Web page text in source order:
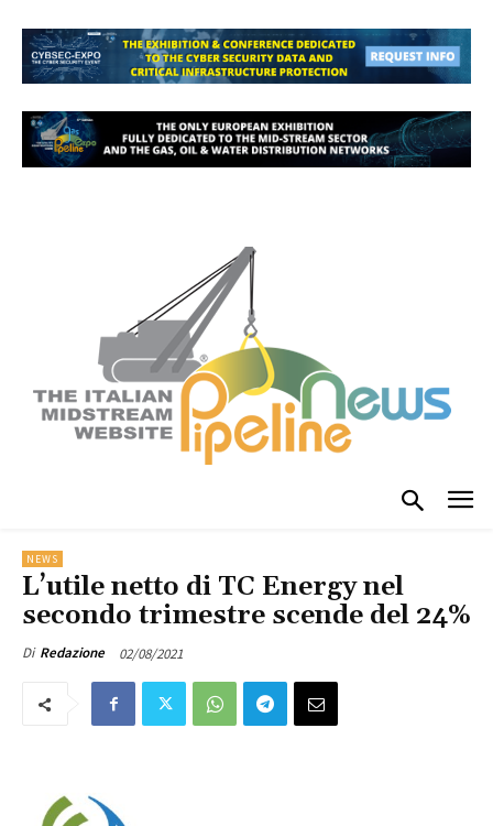
NEWS
L’utile netto di TC Energy nel
secondo trimestre scende del 24%
Di Redazione 02/08/2021